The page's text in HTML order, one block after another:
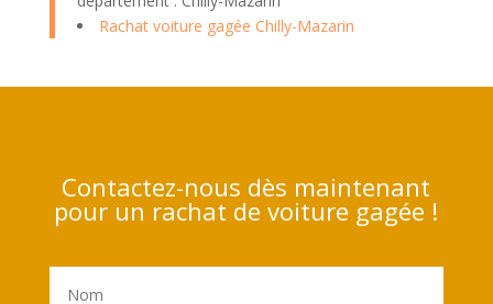
Rachat voiture gagée Chilly-Mazarin
Contactez-nous dès maintenant
pour un rachat de voiture gagée !